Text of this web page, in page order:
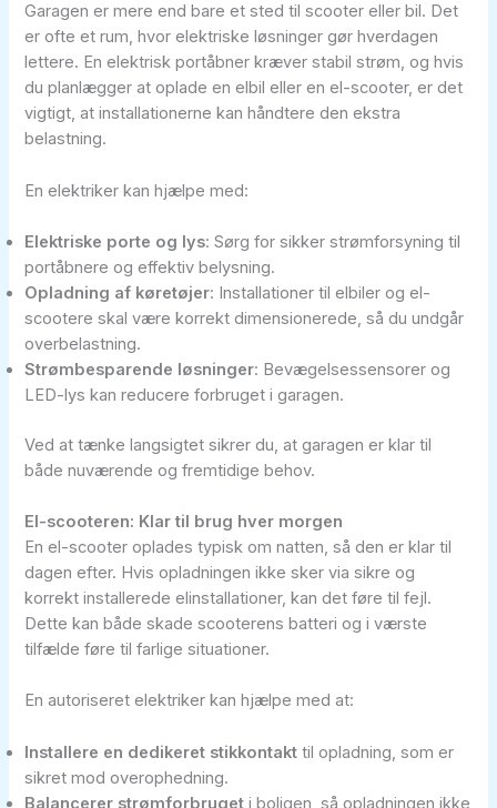
Garagen er mere end bare et sted til scooter eller bil. Det
er ofte et rum, hvor elektriske løsninger gør hverdagen
lettere. En elektrisk portåbner kræver stabil strøm, og hvis
du planlægger at oplade en elbil eller en el-scooter, er det
vigtigt, at installationerne kan håndtere den ekstra
belastning.
En elektriker kan hjælpe med:
Elektriske porte og lys: Sørg for sikker strømforsyning til
portåbnere og effektiv belysning.
Opladning af køretøjer: Installationer til elbiler og el-
scootere skal være korrekt dimensionerede, så du undgår
overbelastning.
Strømbesparende løsninger: Bevægelsessensorer og
LED-lys kan reducere forbruget i garagen.
Ved at tænke langsigtet sikrer du, at garagen er klar til
både nuværende og fremtidige behov.
El-scooteren: Klar til brug hver morgen
En el-scooter oplades typisk om natten, så den er klar til
dagen efter. Hvis opladningen ikke sker via sikre og
korrekt installerede elinstallationer, kan det føre til fejl.
Dette kan både skade scooterens batteri og i værste
tilfælde føre til farlige situationer.
En autoriseret elektriker kan hjælpe med at:
Installere en dedikeret stikkontakt til opladning, som er
sikret mod overophedning.
Balancerer strømforbruget i boligen, så opladningen ikke